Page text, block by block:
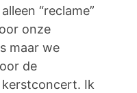
“reclame”
onze
maar we
de
Ik